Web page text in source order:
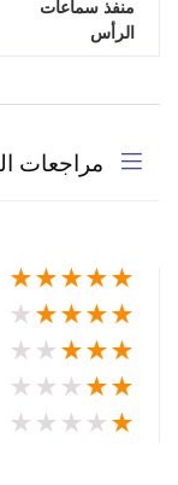
منفذ سماعات
الرأس
مراجعات
★
★
★
★
★
★
★
★
★
★
★
★
★
★
★
★
★
★
★
★
★
★
★
★
★